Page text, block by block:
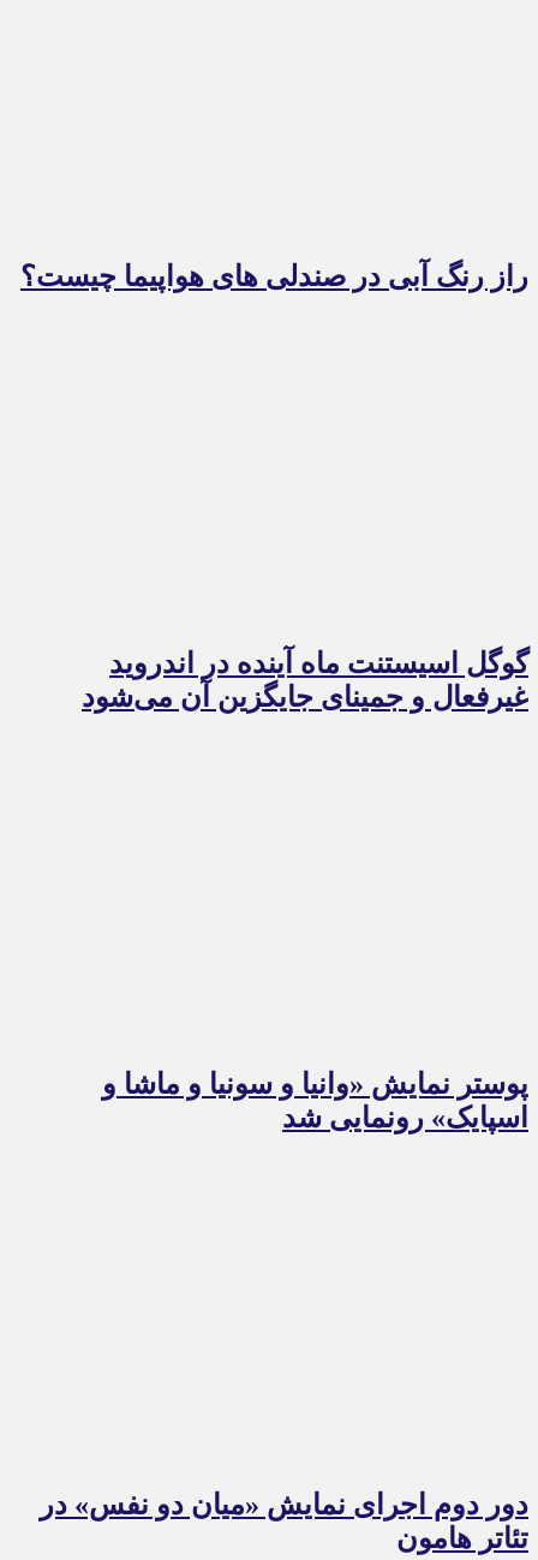
راز رنگ آبی در صندلی های هواپیما چیست؟
گوگل اسیستنت ماه آینده در اندروید
غیرفعال و جمینای جایگزین آن می‌شود
پوستر نمایش «وانیا و سونیا و ماشا و
اسپایک» رونمایی شد
دور دوم اجرای نمایش «میان دو نفس» در
تئاتر هامون